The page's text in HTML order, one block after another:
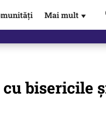
Mai mult ▼
bisericile